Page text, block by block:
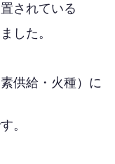
されている
した。
供給・火種）に
。